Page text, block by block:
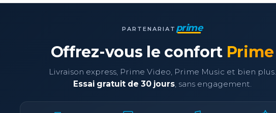
PARTENARIAT prime
Offrez-vous le confort Prime
Livraison express, Prime Video, Prime Music et bien plus.
Essai gratuit de 30 jours, sans engagement.